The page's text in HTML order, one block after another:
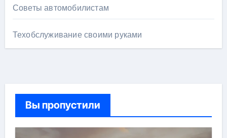
Советы автомобилистам
Техобслуживание своими руками
Вы пропустили